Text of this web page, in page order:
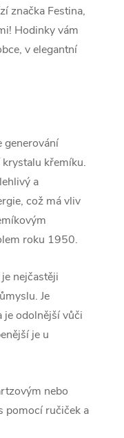
značka Festina,
Hodinky vám
v elegantní
generování
křemíku.
a
což má vliv
roku 1950.
nejčastěji
Je
je odolnější vůči
je u
nebo
pomocí ručiček a